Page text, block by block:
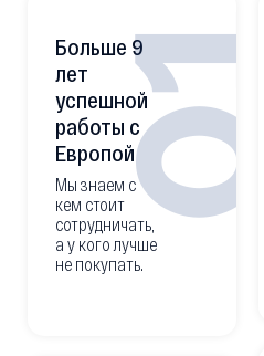
Больше 9
лет
успешной
работы с
Европой
Мы знаем с
кем стоит
сотрудничать,
а у кого лучше
не покупать.